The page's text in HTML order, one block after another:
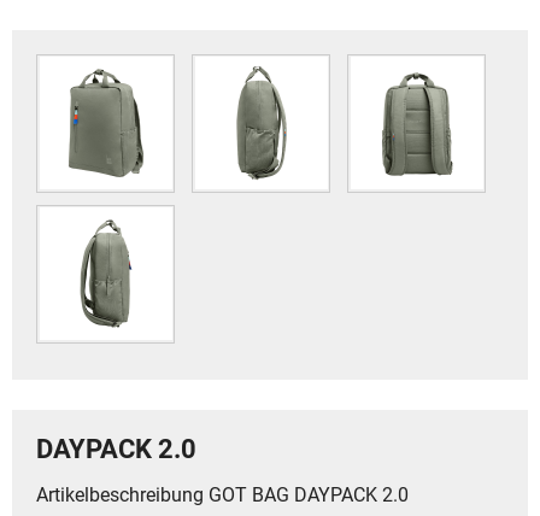
DAYPACK 2.0
Artikelbeschreibung GOT BAG DAYPACK 2.0